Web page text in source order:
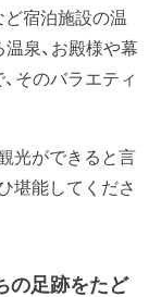
ど宿泊施設の温
泉、お殿様や幕
そのバラエティ
光ができると言
堪能してくださ
の足跡をたど